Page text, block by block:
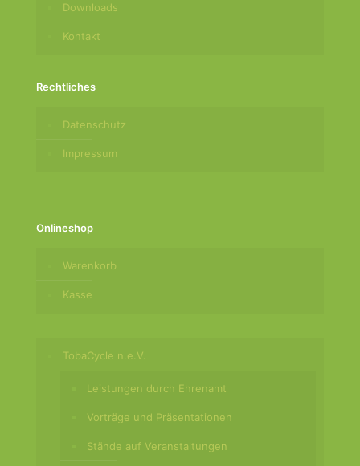
Downloads
Kontakt
Rechtliches
Datenschutz
Impressum
Onlineshop
Warenkorb
Kasse
TobaCycle n.e.V.
Leistungen durch Ehrenamt
Vorträge und Präsentationen
Stände auf Veranstaltungen